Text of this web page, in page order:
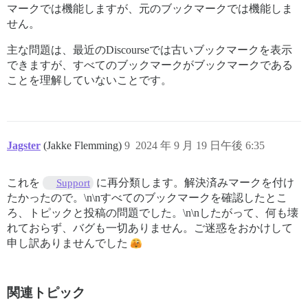
マークでは機能しますが、元のブックマークでは機能しま
せん。
主な問題は、最近のDiscourseでは古いブックマークを表示
できますが、すべてのブックマークがブックマークである
ことを理解していないことです。
Jagster (Jakke Flemming) 2024 年 9 月 19 日午後 6:35
9
これを Support
に再分類します。解決済みマークを付け
たかったので。\n\nすべてのブックマークを確認したとこ
ろ、トピックと投稿の問題でした。\n\nしたがって、何も壊
れておらず、バグも一切ありません。ご迷惑をおかけして
申し訳ありませんでした
関連トピック